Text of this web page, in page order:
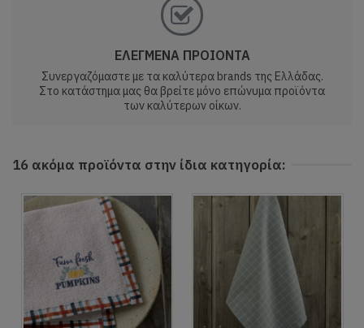
ΕΛΕΓΜΕΝΑ ΠΡΟΙΟΝΤΑ
Συνεργαζόμαστε με τα καλύτερα brands της Ελλάδας.
Στο κατάστημα μας θα βρείτε μόνο επώνυμα προϊόντα
των καλύτερων οίκων.
16 ακόμα προϊόντα στην ίδια κατηγορία: